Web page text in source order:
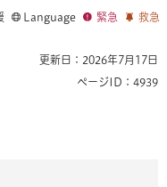
Language 緊急 救急
更新日：2026年7月17日
ページID：4939